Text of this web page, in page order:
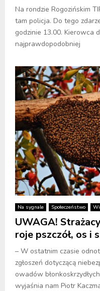
Na rondzie Rogozińskim
tam policja. Do tego
godzinie 13.00. Kierowca
najprawdopodobniej
Na sygnale Społeczeństwo
UWAGA!
roje pszczół, os i
– W ostatnim czasie
zgłoszeń dotyczącą
owadów
wyjaśnia nam Piotr